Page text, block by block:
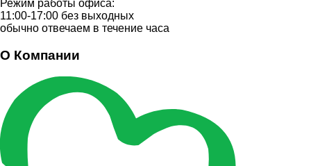
Режим работы офиса:
11:00-17:00 без выходных
обычно отвечаем в течение часа
О Компании